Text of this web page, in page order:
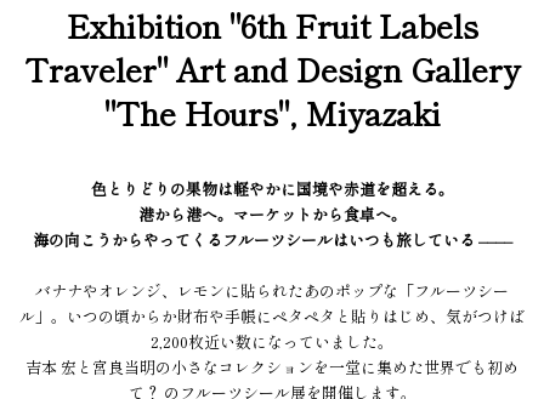
Exhibition "6th Fruit Labels
Traveler" Art and Design Gallery
"The Hours", Miyazaki
色とりどりの果物は軽やかに国境や赤道を超える。
港から港へ。マーケットから食卓へ。
海の向こうからやってくるフルーツシールはいつも旅している ––––
バナナやオレンジ、レモンに貼られたあのポップな「フルーツシー
ル」。いつの頃からか財布や手帳にペタペタと貼りはじめ、気がつけば
2,200枚近い数になっていました。
吉本 宏と宮良当明の小さなコレクションを一堂に集めた世界でも初め
て？ のフルーツシール展を開催します。